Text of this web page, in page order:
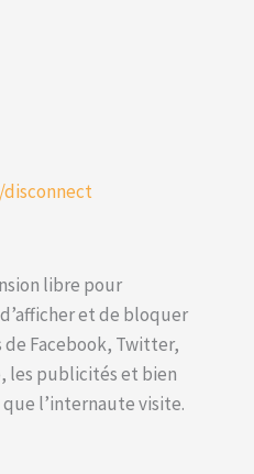
libre pour
et de bloquer
Facebook, Twitter,
les publicités et bien
que l’internaute visite.